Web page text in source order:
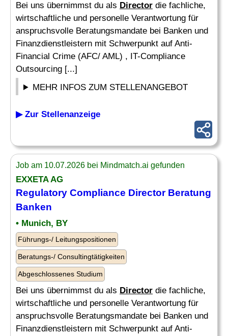
Bei uns übernimmst du als Director die fachliche,
wirtschaftliche und personelle Verantwortung für
anspruchsvolle Beratungsmandate bei Banken und
Finanzdienstleistern mit Schwerpunkt auf Anti-
Financial Crime (AFC/ AML) , IT-Compliance
Outsourcing [...]
MEHR INFOS ZUM STELLENANGEBOT
▶ Zur Stellenanzeige
Job am 10.07.2026 bei Mindmatch.ai gefunden
EXXETA AG
Regulatory Compliance DirectorBeratung
Banken
• Munich, BY
Führungs-/ Leitungspositionen
Beratungs-/ Consultingtätigkeiten
Abgeschlossenes Studium
Bei uns übernimmst du als Director die fachliche,
wirtschaftliche und personelle Verantwortung für
anspruchsvolle Beratungsmandate bei Banken und
Finanzdienstleistern mit Schwerpunkt auf Anti-